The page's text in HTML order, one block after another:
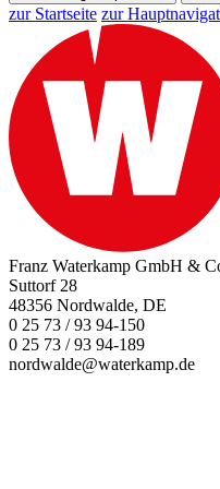
zur Startseite zur
Franz Waterkamp GmbH &
Suttorf 28
48356 Nordwalde, DE
0 25 73 / 93 94-150
0 25 73 / 93 94-189
nordwalde@waterkamp.de